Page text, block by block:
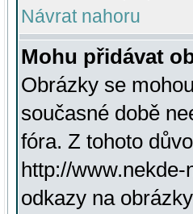
Návrat nahoru
Mohu přidávat
Obrázky se
současné době
fóra. Z tohoto
http://
odkazy na